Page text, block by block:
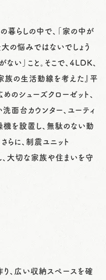
暮らしの中で、「家の中が
の悩みではないでしょう
い」こと。そこで、4LDK、
族の生活動線を考えた』平
のシューズクローゼット、
面台カウンター、ユーティ
機を設置し、無駄のない動
らに、制震ユニット
、大切な家族や住まいを守
り、広い収納スペースを確